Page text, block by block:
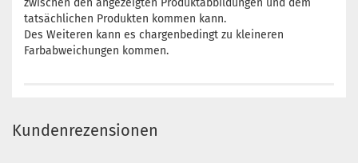
zwischen den angezeigten Produktabbildungen und dem
tatsächlichen Produkten kommen kann.
Des Weiteren kann es chargenbedingt zu kleineren
Farbabweichungen kommen.
Kundenrezensionen